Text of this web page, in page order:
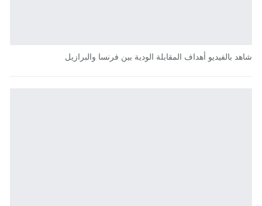
شاهد بالفيديو أهداف المقابلة الودية بين فرنسا والبرازيل